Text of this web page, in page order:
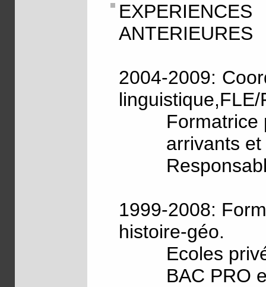
ANTERIEURES
2004-2009:
linguistique,FLE/
Formatrice
arrivants
1999-2008:
histoire-géo.
Ecoles
BAC PRO